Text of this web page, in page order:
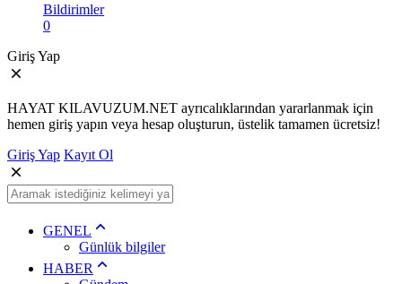
Bildirimler
0
Giriş Yap
HAYAT KILAVUZUM.NET ayrıcalıklarından yararlanmak için
hemen giriş yapın veya hesap oluşturun, üstelik tamamen ücretsiz!
Giriş Yap Kayıt Ol
GENEL
Günlük bilgiler
HABER